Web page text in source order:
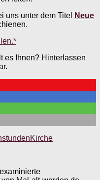
uns unter dem Titel
Neue
es Ihnen? Hinterlassen
Kirche